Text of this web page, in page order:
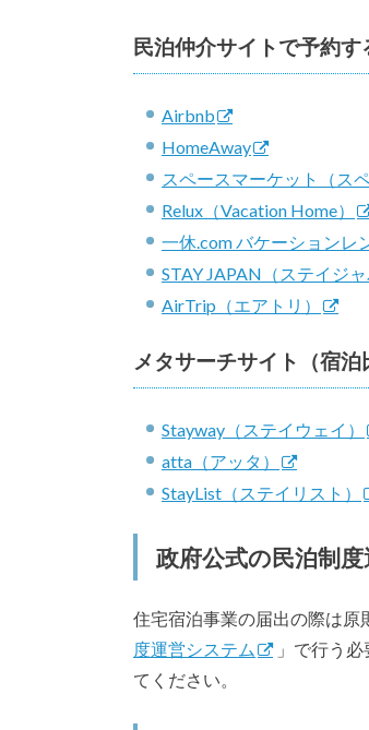
民泊仲介サイトで予約す
Airbnb
HomeAway
スペースマーケット（ス
Relux（Vacation Home）
一休.com バケーションレ
STAY JAPAN（ステイジャ
AirTrip（エアトリ）
メタサーチサイト（宿
Stayway（ステイウェイ）
atta（アッタ）
StayList（ステイリスト）
政府公式の民泊制
住宅宿泊事業の届出の際は原
度運営システム
」で行う
てください。